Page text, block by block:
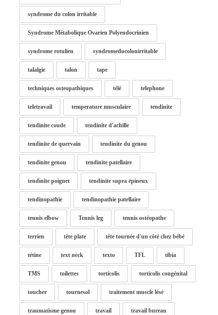
syndrome du colon irritable
Syndrome Métabolique Ovarien Polyendocrinien
syndrome rotulien syndromeducolonirritable
talalgie talon tape
techniques osteopathiques télé telephone
teletravail temperature musculaire tendinite
tendinite coude tendinite d'achille
tendinite de quervain tendinite du genou
tendinite genou tendinite patellaire
tendinite poignet tendinite supra épineux
tendinopathie tendinopathie patellaire
tennis elbow Tennis leg tennis ostéopathe
terrien tête plate tête tournée d'un côté chez bébé
tétine text neck texto TFL tibia
TMS toilettes torticolis torticolis congénital
toucher tournesol traitement muscle lésé
traumatisme genou travail travail bureau